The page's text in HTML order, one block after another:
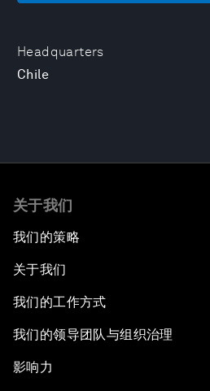
Headquarters
Chile
关于我们
我们的策略
关于我们
我们的工作方式
我们的领导团队与组织治理
影响力